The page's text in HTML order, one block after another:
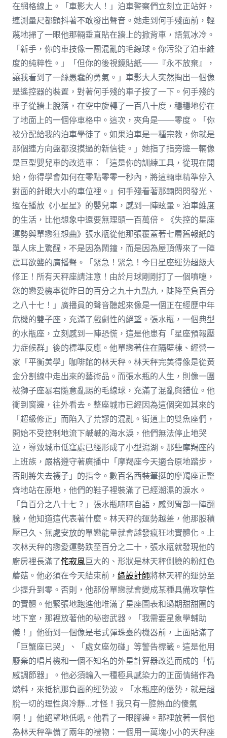
在網格線上。「車影大人！」泊車警察們立刻立正站好，
連測量尺都顫抖著不敢發出聲音。她走到何手殘面前，輕
蔑地掃了一眼他那輛垂直貼在牆上的掀背車，語氣冰冷。
「新手，你的車技像一團混亂的毛線球。你污染了泊車維
度的純粹性。」「但你的後視鏡貼紙——『永不放棄』，
讓我看到了一絲愚蠢的勇氣。」車影大人突然掏出一個像
是遙控器的裝置，對著何手殘的車子按了一下。何手殘的
車子從牆上脫落，在空中旋轉了一百八十度，穩穩地停在
了地面上的一個停車格中。這次，夾角是——零度。「你
被分配給我的泊車學徒了。如果泊車是一種宗教，你就是
那個連方向盤都沒摸過的新信徒。」她指了指旁邊一輛像
是巨型嬰兒車的改造車：「這是你的訓練工具，從現在開
始，你得學會如何在零點零零一秒內，將這輛車精準停入
對面的針眼大小的車位裡。」何手殘看著那輛閃閃發光、
還在播放《小星星》的嬰兒車，感到一陣眩暈。泊車維度
的生活，比他想象中還要無理頭一百萬倍。《失控的星座
運勢與單戀狂想曲》張水瓶從他那張覆蓋著七層舊報紙的
單人床上驚醒，不是因為鬧鐘，而是因為屋頂傳來了一陣
震耳欲聾的廣播聲。「緊急！緊急！今日星座運勢超級大
修正！所有天秤座請注意！由於月球剛剛打了一個噴嚏，
您的戀愛機率從昨日的百分之九十九點九，陡降至負百分
之八十七！」廣播員的聲音聽起來像是一個正在經歷中年
危機的雙子座，充滿了戲劇性的絕望。張水瓶，一個典型
的水瓶座，立刻感到一陣恐慌，這是他患有「星座預報壓
力症候群」後的標準反應。他單戀著住在隔壁棟、經營一
家「平衡美學」咖啡館的林天秤。林天秤完美得像是從黃
金分割線中走出來的藝術品。而張水瓶的人生，則像一團
被獅子座暴君隨意亂踢的毛線球，充滿了混亂與錯位。他
衝到窗邊，往外看去。整座城市已經因為這個突如其來的
「超級修正」而陷入了荒謬的混亂。街道上的雙魚座們，
開始不受控制地流下鹹鹹的海水淚，他們無法停止地哭
泣，導致城市低窪處已經形成了小型潟湖。那些摩羯座的
上班族，嚴格遵守著廣播中「摩羯座今天適合原地踏步，
否則將失去襪子」的指令。數百名西裝筆挺的摩羯座正整
齊地站在原地，他們的鞋子裡裝滿了已經潮濕的淚水。
「負百分之八十七？」張水瓶喃喃自語，感到胃部一陣翻
騰，他知道這代表著什麼。林天秤的運勢越差，他那股積
壓已久、無處安放的單戀能量就會越發瘋狂地實體化。上
次林天秤的戀愛運勢跌至百分之二十，張水瓶就發現他的
廚房裡長滿了侘寂風巨大的、形狀是林天秤側臉的粉紅色
蘑菇。他必須在今天結束前， 綠設計師將林天秤的運勢至
少提升到零。否則，他那份單戀就會變成某種具備攻擊性
的實體。他緊張地跑進他堆滿了星座圖表和過期甜甜圈的
地下室，那裡放著他的秘密武器。「我需要星象學輔助
儀！」他衝到一個像是老式彈珠臺的機器前，上面貼滿了
「巨蟹座已哭」、「處女座勿碰」等警告標籤。這是他用
廢棄的唱片機和一個不知名的外星計算器改造而成的「情
感調節器」。他必須輸入一種極具感染力的正面情緒作為
燃料，來抵抗那負面的運勢波。「水瓶座的優勢，就是超
脫一切的理性與冷靜…才怪！我只有一腔熱血的傻氣
啊！」他絕望地低吼。他看了一眼腳邊。那裡放著一個他
為林天秤準備了兩年的禮物：一個用一萬塊小小的天秤座